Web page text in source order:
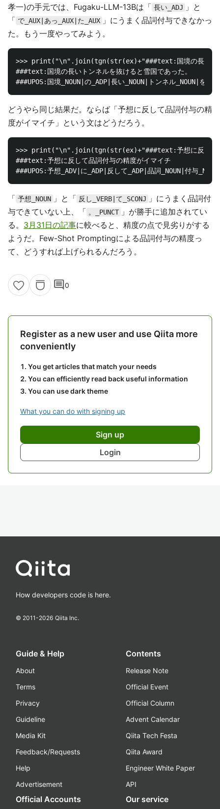
孝一)の手元では、Fugaku-LLM-13Bは「 長い_ADJ
」と
「 で_AUX|あっ_AUX|た_AUX 」にうまく品詞付与できなかっ
た。もう一度やってみよう。
>>> print("\n".join(tgn(str(ex)+"###text:国境の長いト
###text:国境の長いトンネルを抜けると雪国であった。
どうやら同じ結果だ。ならば「予想に反して品詞付与の精
度がイマイチ」という文はどうだろう。
>>> print("\n".join(tgn(str(ex)+"###text:予想に反して
###text:予想に反して品詞付与の精度がイマイチ
「 予想_NOUN 」と「 反し_VERB|て_SCONJ
」にうまく品詞付
与できていない上、「 。_PUNCT 」が勝手に追加されてい
る。 3月31日の記事に較べると、精度の点で見劣りがする
ようだ。Few-Shot Promptingによる品詞付与の精度っ
て、どうすれば上げられるんだろう。
comment0
Register as a new user and use Qiita more
conveniently
You get articles that match your needs
You can efficiently read back useful information
You can use dark theme
What you can do with signing up
Sign up
Login
How developers code is here.
© 2011-2026 Qiita Inc.
Guide & Help
About
Terms
Privacy
Guideline
Media Kit
Feedback/Requests
Help
Advertisement
Contents
Release Note
Official Event
Official Column
Advent Calendar
Qiita Tech Festa
Qiita Award
Engineer White Paper
API
Official Accounts Our service